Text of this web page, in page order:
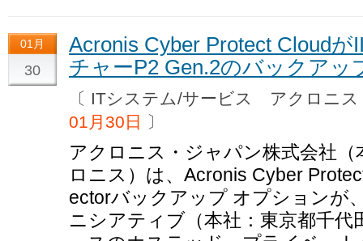
01月
30
Acronis Cyber Protect Cloud
チャーP2 Gen.2のバックアッ
〔 ITシステム/サービス アクロニ
01月30日
〕
アクロニス・ジャパン株式会社（
ロニス）は、Acronis Cyber
ectorバックアップ オプションが
ニシアティブ（本社：東京都千代